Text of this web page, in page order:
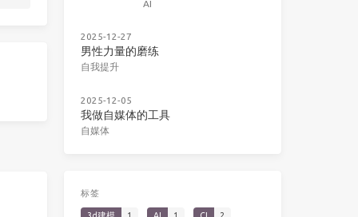
AI
2025-12-27
男性力量的磨练
自我提升
2025-12-05
我做自媒体的工具
自媒体
标签